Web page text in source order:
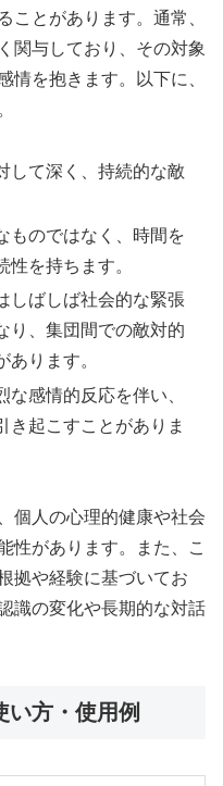
ことがあります。通常、
関与しており、その対象
情を抱きます。以下に、
して深く、持続的な敵
ものではなく、時間を
を持ちます。
しばしば社会的な緊張
り、集団間での敵対的
ります。
感情的反応を伴い、
き起こすことがありま
個人の心理的健康や社会
性があります。また、こ
拠や経験に基づいてお
識の変化や長期的な対話
い方・使用例